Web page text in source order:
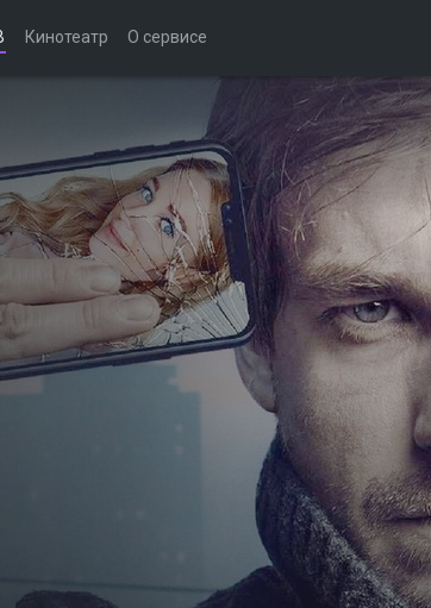
Кинотеатр О сервисе